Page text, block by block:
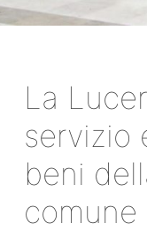
La
servizio
beni
comune